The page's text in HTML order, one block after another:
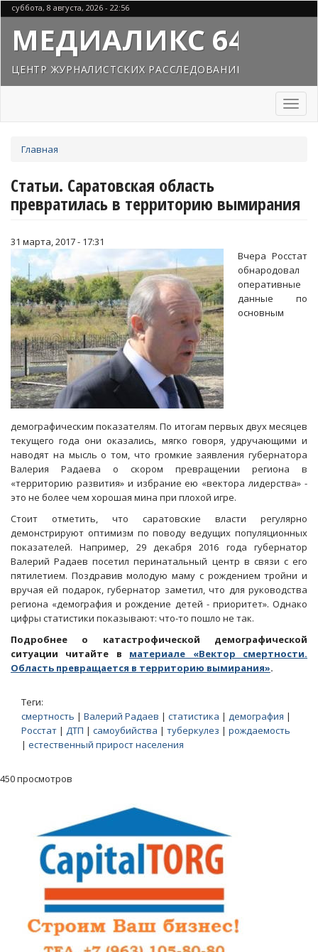
Перейти
к
основному
содержанию
суббота, 8 августа, 2026 - 22:56
МЕДИАЛИКС 64
ЦЕНТР ЖУРНАЛИСТСКИХ РАССЛЕДОВАНИЙ
Toggle
здесь
Главная
Статьи. Саратовская область
превратилась в территорию вымирания
31 марта, 2017 - 17:31
Вчера Росстат
обнародовал
оперативные
данные по
основным
демографическим показателям. По итогам первых двух месяцев
текущего года они оказались, мягко говоря, удручающими и
наводят на мысль о том, что громкие заявления губернатора
Валерия Радаева о скором превращении региона в
«территорию развития» и избрание ею «вектора лидерства» -
это не более чем хорошая мина при плохой игре.
Стоит отметить, что саратовские власти регулярно
демонстрируют оптимизм по поводу ведущих популяционных
показателей. Например, 29 декабря 2016 года губернатор
Валерий Радаев посетил перинатальный центр в связи с его
пятилетием. Поздравив молодую маму с рождением тройни и
вручая ей подарок, губернатор заметил, что для руководства
региона «демография и рождение детей - приоритет». Однако
цифры статистики показывают: что-то пошло не так.
Подробнее о катастрофической демографической
ситуации читайте в материале «Вектор смертности.
Область превращается в территорию вымирания».
Теги:
смертность | Валерий Радаев | статистика | демография |
Росстат | ДТП | самоубийства | туберкулез | рождаемость
| естественный прирост населения
450 просмотров